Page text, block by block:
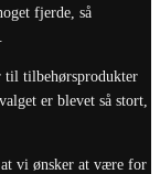
fjerde, så
til tilbehørsprodukter
er blevet så stort,
vi ønsker at være for